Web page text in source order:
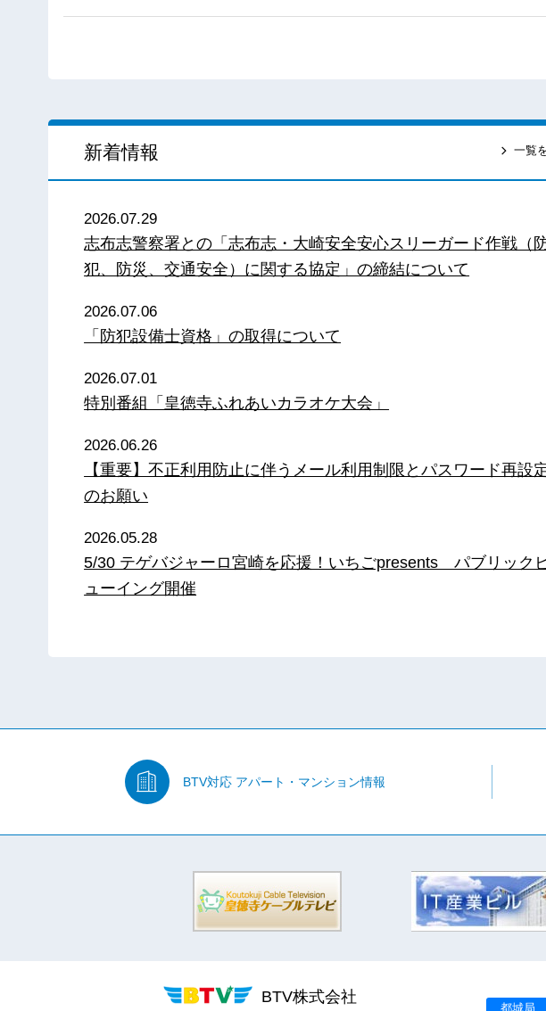
新着情報 一覧
2026.07.29
志布志警察署との「志布志・大崎安全安心スリーガード作戦（
犯、防災、交通安全）に関する協定」の締結について
2026.07.06
「防犯設備士資格」の取得について
2026.07.01
特別番組「皇徳寺ふれあいカラオケ大会」
2026.06.26
【重要】不正利用防止に伴うメール利用制限とパスワード再設
のお願い
2026.05.28
5/30 テゲバジャーロ宮崎を応援！いちごpresents パブリック
ューイング開催
BTV対応 アパート・マンション情報
BTV株式会社
都城局